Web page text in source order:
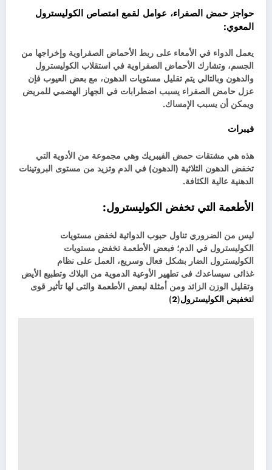
حواجز حمض الصفراء، عوامل لقمع امتصاص الكوليسترول
المعوي:
يعمل الدواء في الأمعاء على ربط الأحماض الصفراوية وإخراجها من
الجسم، وتشارك الأحماض الصفراوية في استقلاب الكوليسترول
والدهون وبالتالي يتم تقليل مستويات الدهون، مع بعض العيوب فإن
عزل حامض الصفراء يسبب اضطرابات في الجهاز الهضمي للمريض
ويمكن أن يسبب الإمساك.
فيبرات
هذه هي مشتقات حمض الفيبريك وهي مجموعة من الأدوية التي
تخفض الدهون الثلاثية (الدهون) في الدم وتزيد من مستوى البروتينات
الدهنية عالية الكثافة.
الأطعمة التي تخفض الكوليسترول:
ليس من الضروري تناول حبوب الدوائية لخفض مستويات
الكوليسترول في الدم؛ فبعض الأطعمة تخفض مستويات
الكوليسترول الضار بشكل فعال وسريع، العمل على نظام
غذائى سيساعدك فى تطهير الأوعية الدموية من البلاك وتطبيع الأيض
وتقليل الوزن الزائد ومن أمثلة لبعض الأطعمة والتى لها تأثير قوى
لتخفيض الكوليسترول(
2
)